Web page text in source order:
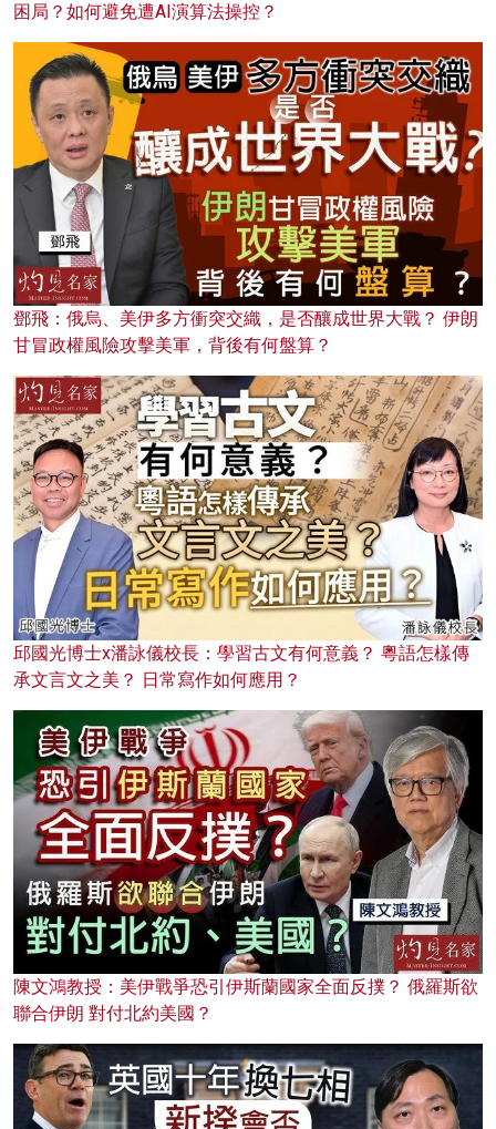
困局？如何避免遭AI演算法操控？
鄧飛：俄烏、美伊多方衝突交織，是否釀成世界大戰？ 伊朗
甘冒政權風險攻擊美軍，背後有何盤算？
邱國光博士x潘詠儀校長：學習古文有何意義？ 粵語怎樣傳
承文言文之美？ 日常寫作如何應用？
陳文鴻教授：美伊戰爭恐引伊斯蘭國家全面反撲？ 俄羅斯欲
聯合伊朗 對付北約美國？